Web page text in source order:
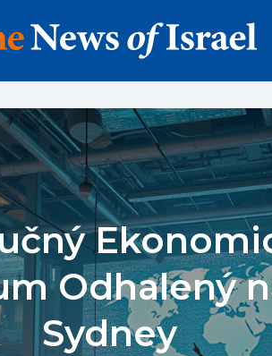
Odhalený
Sydney